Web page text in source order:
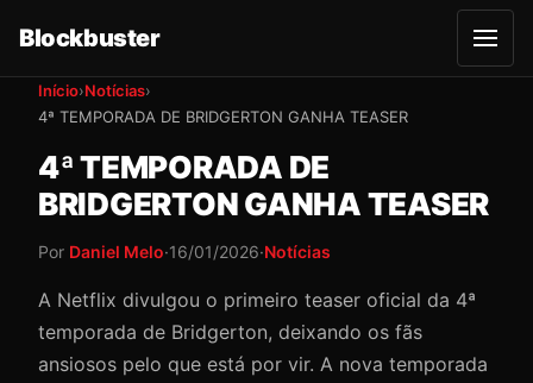
Blockbuster
A
b
r
Início›Notícias›
4ª TEMPORADA DE BRIDGERTON GANHA TEASER
4ª TEMPORADA DE
BRIDGERTON GANHA TEASER
Por Daniel Melo·16/01/2026·Notícias
A Netflix divulgou o primeiro teaser oficial da 4ª
temporada de Bridgerton, deixando os fãs
ansiosos pelo que está por vir. A nova temporada